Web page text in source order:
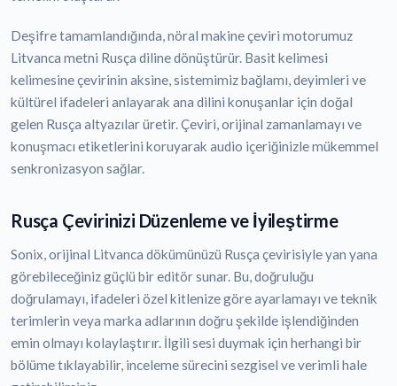
Deşifre tamamlandığında, nöral makine çeviri motorumuz
Litvanca metni Rusça diline dönüştürür. Basit kelimesi
kelimesine çevirinin aksine, sistemimiz bağlamı, deyimleri ve
kültürel ifadeleri anlayarak ana dilini konuşanlar için doğal
gelen Rusça altyazılar üretir. Çeviri, orijinal zamanlamayı ve
konuşmacı etiketlerini koruyarak audio içeriğinizle mükemmel
senkronizasyon sağlar.
Rusça Çevirinizi Düzenleme ve İyileştirme
Sonix, orijinal Litvanca dökümünüzü Rusça çevirisiyle yan yana
görebileceğiniz güçlü bir editör sunar. Bu, doğruluğu
doğrulamayı, ifadeleri özel kitlenize göre ayarlamayı ve teknik
terimlerin veya marka adlarının doğru şekilde işlendiğinden
emin olmayı kolaylaştırır. İlgili sesi duymak için herhangi bir
bölüme tıklayabilir, inceleme sürecini sezgisel ve verimli hale